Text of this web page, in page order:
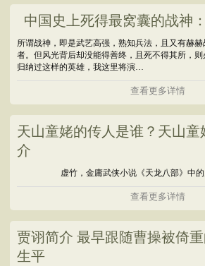
中国史上死得最窝囊的战神
所谓战神，即是武艺高强，熟知兵法，且又有赫
者。但风光背后却没能得善终，且死不得其所，
归纳过这样的英雄，我这里将演…
查看更多详情
天山童姥的传人是谁？天山童
介
虚竹，金庸武侠小说《天龙八部》中的
查看更多详情
贾诩简介 最早跟随曹操被倚
生平